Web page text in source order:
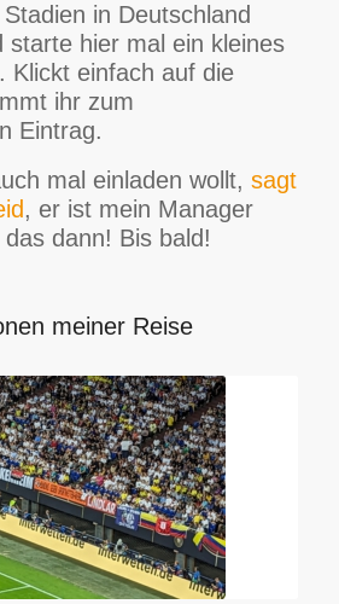
in Deutschland
starte hier mal ein kleines
Klickt einfach auf die
ihr zum
Eintrag.
mal einladen wollt, sagt
, er ist mein Manager
dann! Bis bald!
meiner Reise